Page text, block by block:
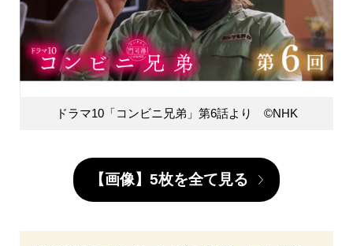
ドラマ10「コンビニ兄弟」第6話より ©NHK
【画像】5枚を全て見る